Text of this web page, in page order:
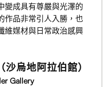
變成具有尊嚴與光澤的
作品非常引人入勝，也
維媒材與日常政治感興
烏地阿拉伯館）
Gallery